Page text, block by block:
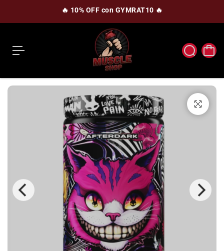
n
d
o
🔥 10% OFF con GYMRAT10 🔥